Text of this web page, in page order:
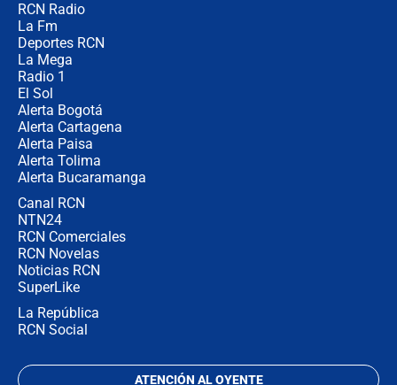
RCN Radio
La Fm
Deportes RCN
La Mega
Radio 1
El Sol
Alerta Bogotá
Alerta Cartagena
Alerta Paisa
Alerta Tolima
Alerta Bucaramanga
Canal RCN
NTN24
RCN Comerciales
RCN Novelas
Noticias RCN
SuperLike
La República
RCN Social
ATENCIÓN AL OYENTE